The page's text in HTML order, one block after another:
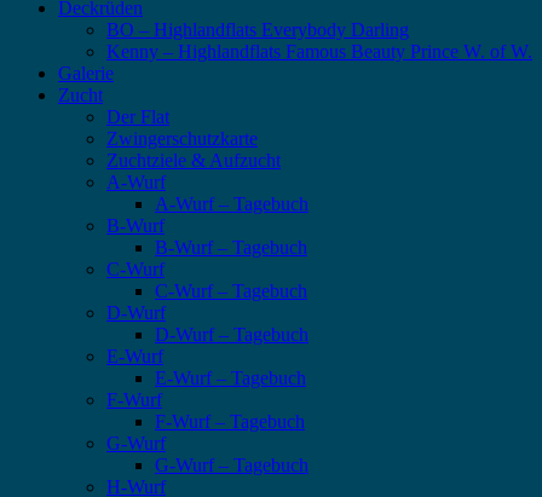
Deckrüden
BO – Highlandflats Everybody Darling
Kenny – Highlandflats Famous Beauty Prince W. of W.
Galerie
Zucht
Der Flat
Zwingerschutzkarte
Zuchtziele & Aufzucht
A-Wurf
A-Wurf – Tagebuch
B-Wurf
B-Wurf – Tagebuch
C-Wurf
C-Wurf – Tagebuch
D-Wurf
D-Wurf – Tagebuch
E-Wurf
E-Wurf – Tagebuch
F-Wurf
F-Wurf – Tagebuch
G-Wurf
G-Wurf – Tagebuch
H-Wurf